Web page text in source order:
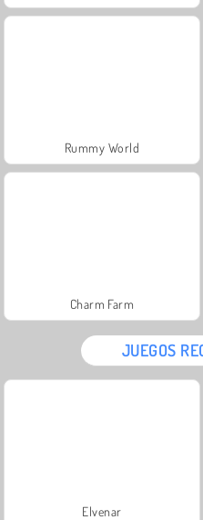
Rummy World
Charm Farm
JUEGOS
Elvenar